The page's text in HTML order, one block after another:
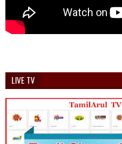
LIVE TV